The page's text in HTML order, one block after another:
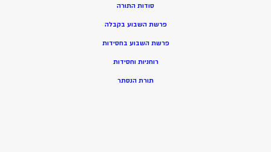
סודות התורה
פרשת השבוע בקבלה
פרשת השבוע בחסידות
רוחניות וחסידות
תורת הנסתר